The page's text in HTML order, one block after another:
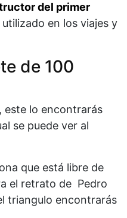
del primer
en los viajes y
de 100
este lo encontrarás
se puede ver al
que está libre de
el retrato de Pedro
triangulo encontrarás